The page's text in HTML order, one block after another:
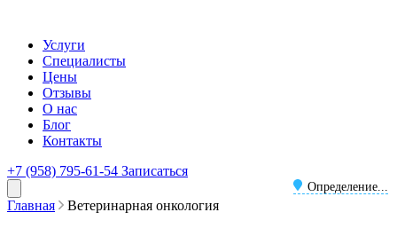
Услуги
Специалисты
Цены
Отзывы
О нас
Блог
Контакты
+7 (958) 795-61-54
Определение...
Записаться
Главная Ветеринарная онкология